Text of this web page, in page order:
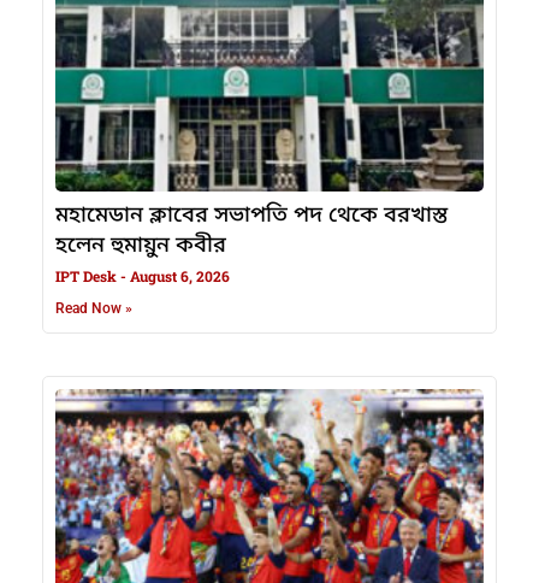
মহামেডান ক্লাবের সভাপতি পদ থেকে বরখাস্ত
হলেন হুমায়ুন কবীর
IPT Desk August 6, 2026
Read Now »